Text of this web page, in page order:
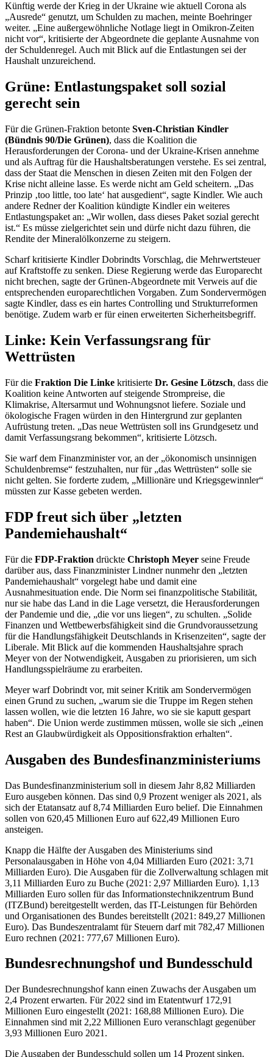
Künftig werde der Krieg in der Ukraine wie aktuell Corona als
„Ausrede“ genutzt, um Schulden zu machen, meinte Boehringer
weiter. „Eine außergewöhnliche Notlage liegt in Omikron-Zeiten
nicht vor“, kritisierte der Abgeordnete die geplante Ausnahme von
der Schuldenregel. Auch mit Blick auf die Entlastungen sei der
Haushalt unzureichend.
Grüne: Entlastungspaket soll sozial
gerecht sein
Für die Grünen-Fraktion betonte Sven-Christian Kindler
(Bündnis 90/Die Grünen), dass die Koalition die
Herausforderungen der Corona- und der Ukraine-Krisen annehme
und als Auftrag für die Haushaltsberatungen verstehe. Es sei zentral,
dass der Staat die Menschen in diesen Zeiten mit den Folgen der
Krise nicht alleine lasse. Es werde nicht am Geld scheitern. „Das
Prinzip ‚too little, too late‘ hat ausgedient“, sagte Kindler. Wie auch
andere Redner der Koalition kündigte Kindler ein weiteres
Entlastungspaket an: „Wir wollen, dass dieses Paket sozial gerecht
ist.“ Es müsse zielgerichtet sein und dürfe nicht dazu führen, die
Rendite der Mineralölkonzerne zu steigern.
Scharf kritisierte Kindler Dobrindts Vorschlag, die Mehrwertsteuer
auf Kraftstoffe zu senken. Diese Regierung werde das Europarecht
nicht brechen, sagte der Grünen-Abgeordnete mit Verweis auf die
entsprechenden europarechtlichen Vorgaben. Zum Sondervermögen
sagte Kindler, dass es ein hartes Controlling und Strukturreformen
benötige. Zudem warb er für einen erweiterten Sicherheitsbegriff.
Linke: Kein Verfassungsrang für
Wettrüsten
Für die Fraktion Die Linke kritisierte Dr. Gesine Lötzsch, dass die
Koalition keine Antworten auf steigende Strompreise, die
Klimakrise, Altersarmut und Wohnungsnot liefere. Soziale und
ökologische Fragen würden in den Hintergrund zur geplanten
Aufrüstung treten. „Das neue Wettrüsten soll ins Grundgesetz und
damit Verfassungsrang bekommen“, kritisierte Lötzsch.
Sie warf dem Finanzminister vor, an der „ökonomisch unsinnigen
Schuldenbremse“ festzuhalten, nur für „das Wettrüsten“ solle sie
nicht gelten. Sie forderte zudem, „Millionäre und Kriegsgewinnler“
müssten zur Kasse gebeten werden.
FDP freut sich über „letzten
Pandemiehaushalt“
Für die FDP-Fraktion drückte Christoph Meyer seine Freude
darüber aus, dass Finanzminister Lindner nunmehr den „letzten
Pandemiehaushalt“ vorgelegt habe und damit eine
Ausnahmesituation ende. Die Norm sei finanzpolitische Stabilität,
nur sie habe das Land in die Lage versetzt, die Herausforderungen
der Pandemie und die, „die vor uns liegen“, zu schulten. „Solide
Finanzen und Wettbewerbsfähigkeit sind die Grundvoraussetzung
für die Handlungsfähigkeit Deutschlands in Krisenzeiten“, sagte der
Liberale. Mit Blick auf die kommenden Haushaltsjahre sprach
Meyer von der Notwendigkeit, Ausgaben zu priorisieren, um sich
Handlungsspielräume zu erarbeiten.
Meyer warf Dobrindt vor, mit seiner Kritik am Sondervermögen
einen Grund zu suchen, „warum sie die Truppe im Regen stehen
lassen wollen, wie die letzten 16 Jahre, wo sie sie kaputt gespart
haben“. Die Union werde zustimmen müssen, wolle sie sich „einen
Rest an Glaubwürdigkeit als Oppositionsfraktion erhalten“.
Ausgaben des Bundesfinanzministeriums
Das Bundesfinanzministerium soll in diesem Jahr 8,82 Milliarden
Euro ausgeben können. Das sind 0,9 Prozent weniger als 2021, als
sich der Etatansatz auf 8,74 Milliarden Euro belief. Die Einnahmen
sollen von 620,45 Millionen Euro auf 622,49 Millionen Euro
ansteigen.
Knapp die Hälfte der Ausgaben des Ministeriums sind
Personalausgaben in Höhe von 4,04 Milliarden Euro (2021: 3,71
Milliarden Euro). Die Ausgaben für die Zollverwaltung schlagen mit
3,11 Milliarden Euro zu Buche (2021: 2,97 Milliarden Euro). 1,13
Milliarden Euro sollen für das Informationstechnikzentrum Bund
(ITZBund) bereitgestellt werden, das IT-Leistungen für Behörden
und Organisationen des Bundes bereitstellt (2021: 849,27 Millionen
Euro). Das Bundeszentralamt für Steuern darf mit 782,47 Millionen
Euro rechnen (2021: 777,67 Millionen Euro).
Bundesrechnungshof und Bundesschuld
Der Bundesrechnungshof kann einen Zuwachs der Ausgaben um
2,4 Prozent erwarten. Für 2022 sind im Etatentwurf 172,91
Millionen Euro eingestellt (2021: 168,88 Millionen Euro). Die
Einnahmen sind mit 2,22 Millionen Euro veranschlagt gegenüber
3,93 Millionen Euro 2021.
Die Ausgaben der Bundesschuld sollen um 14 Prozent sinken.